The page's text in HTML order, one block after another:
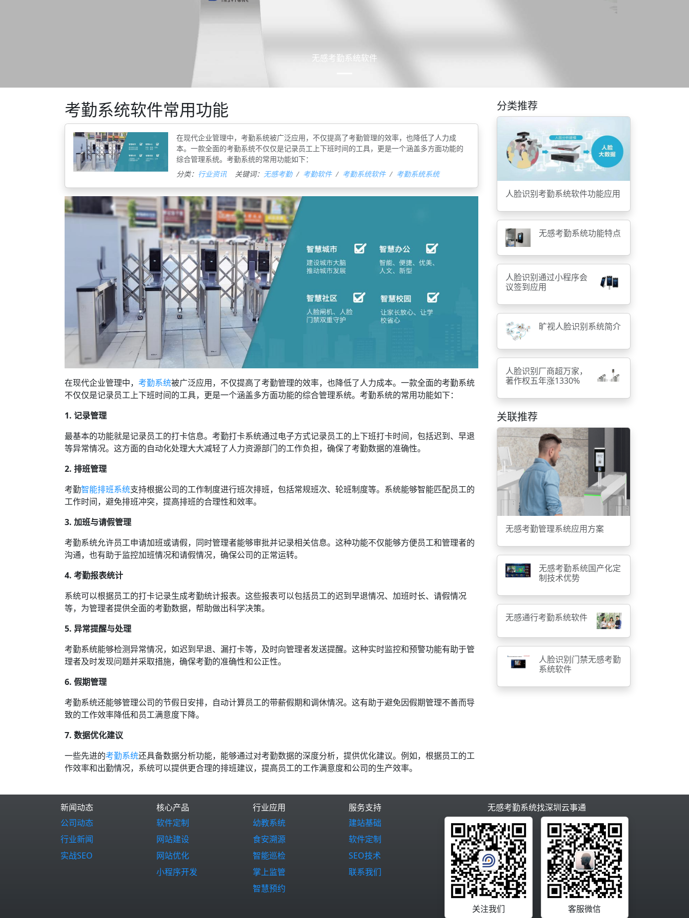
无感考勤系统软件
考勤系统软件常用功能
在现代企业管理中，考勤系统被广泛应用，不仅提高了考勤管理的效率，也降低了人力成
本。一款全面的考勤系统不仅仅是记录员工上下班时间的工具，更是一个涵盖多方面功能的
综合管理系统。考勤系统的常用功能如下：
分类： 行业资讯 关键词： 无感考勤 考勤软件 考勤系统软件 考勤系统系统
在现代企业管理中， 考勤系统被广泛应用，不仅提高了考勤管理的效率，也降低了人力成本。一款全面的考勤系统
不仅仅是记录员工上下班时间的工具，更是一个涵盖多方面功能的综合管理系统。考勤系统的常用功能如下：
1. 记录管理
最基本的功能就是记录员工的打卡信息。考勤打卡系统通过电子方式记录员工的上下班打卡时间，包括迟到、早退
等异常情况。这方面的自动化处理大大减轻了人力资源部门的工作负担，确保了考勤数据的准确性。
2. 排班管理
考勤智能排班系统支持根据公司的工作制度进行班次排班，包括常规班次、轮班制度等。系统能够智能匹配员工的
工作时间，避免排班冲突，提高排班的合理性和效率。
3. 加班与请假管理
考勤系统允许员工申请加班或请假，同时管理者能够审批并记录相关信息。这种功能不仅能够方便员工和管理者的
沟通，也有助于监控加班情况和请假情况，确保公司的正常运转。
4. 考勤报表统计
系统可以根据员工的打卡记录生成考勤统计报表。这些报表可以包括员工的迟到早退情况、加班时长、请假情况
等，为管理者提供全面的考勤数据，帮助做出科学决策。
5. 异常提醒与处理
考勤系统能够检测异常情况，如迟到早退、漏打卡等，及时向管理者发送提醒。这种实时监控和预警功能有助于管
理者及时发现问题并采取措施，确保考勤的准确性和公正性。
6. 假期管理
考勤系统还能够管理公司的节假日安排，自动计算员工的带薪假期和调休情况。这有助于避免因假期管理不善而导
致的工作效率降低和员工满意度下降。
7. 数据优化建议
一些先进的考勤系统还具备数据分析功能，能够通过对考勤数据的深度分析，提供优化建议。例如，根据员工的工
作效率和出勤情况，系统可以提供更合理的排班建议，提高员工的工作满意度和公司的生产效率。
分类推荐
人脸识别考勤系统软件功能应用
无感考勤系统功能特点
人脸识别通过小程序会
议签到应用
旷视人脸识别系统简介
人脸识别厂商超万家，
著作权五年涨1330%
关联推荐
无感考勤管理系统应用方案
无感考勤系统国产化定
制技术优势
无感通行考勤系统软件
人脸识别门禁无感考勤
系统软件
新闻动态
公司动态
行业新闻
实战SEO
核心产品
软件定制
网站建设
网站优化
小程序开发
行业应用
幼教系统
食安溯源
智能巡检
掌上监管
智慧预约
服务支持
建站基础
软件定制
SEO技术
联系我们
无感考勤系统找深圳云事通
关注我们 客服微信